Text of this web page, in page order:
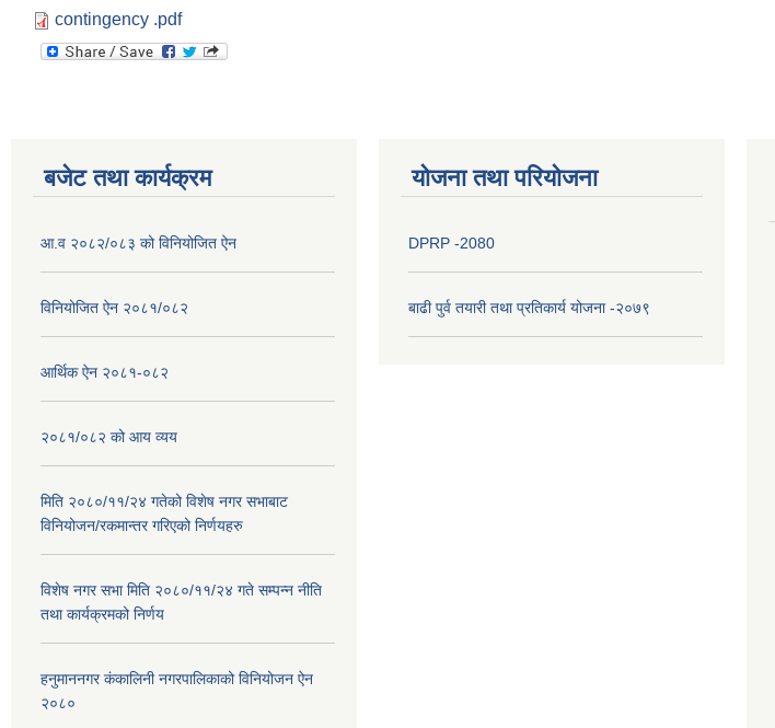
contingency .pdf
बजेट तथा कार्यक्रम
आ.व २०८२/०८३ को विनियोजित ऐन
विनियोजित ऐन २०८१/०८२
आर्थिक ऐन २०८१-०८२
२०८१/०८२ को आय व्यय
मिति २०८०/११/२४ गतेको विशेष नगर सभाबाट
विनियोजन/रकमान्तर गरिएको निर्णयहरु
विशेष नगर सभा मिति २०८०/११/२४ गते सम्पन्न नीति
तथा कार्यक्रमको निर्णय
हनुमाननगर कंकालिनी नगरपालिकाको विनियोजन ऐन
२०८०
योजना तथा परियोजना
DPRP -2080
बाढी पुर्व तयारी तथा प्रतिकार्य योजना -२०७९